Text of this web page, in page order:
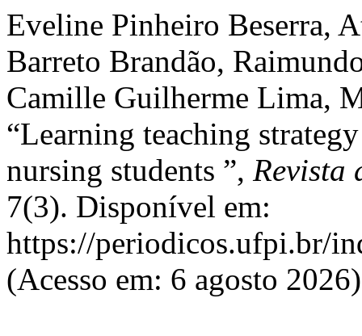
Eveline Pinheiro Beserra,
Barreto Brandão,
Camille Guilherme Lima,
“Learning teaching
nursing students ”, Revista
7(3). Disponível em:
https://periodicos.ufpi.br/
(Acesso em: 6 agosto